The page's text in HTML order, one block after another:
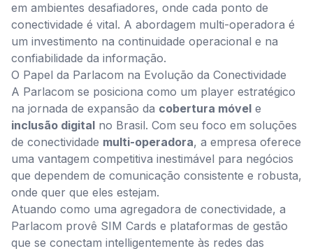
em ambientes desafiadores, onde cada ponto de
conectividade é vital. A abordagem multi-operadora é
um investimento na continuidade operacional e na
confiabilidade da informação.
O Papel da Parlacom na Evolução da Conectividade
A Parlacom se posiciona como um player estratégico
na jornada de expansão da cobertura móvel e
inclusão digital no Brasil. Com seu foco em soluções
de conectividade multi-operadora, a empresa oferece
uma vantagem competitiva inestimável para negócios
que dependem de comunicação consistente e robusta,
onde quer que eles estejam.
Atuando como uma agregadora de conectividade, a
Parlacom provê SIM Cards e plataformas de gestão
que se conectam intelligentemente às redes das